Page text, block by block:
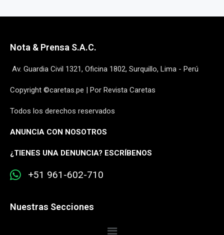
Nota & Prensa S.A.C.
Av. Guardia Civil 1321, Oficina 1802, Surquillo, Lima - Perú
Copyright ©caretas.pe | Por Revista Caretas
Todos los derechos reservados
ANUNCIA CON NOSOTROS
¿TIENES UNA DENUNCIA? ESCRÍBENOS
+51 961-602-710
Nuestras Secciones